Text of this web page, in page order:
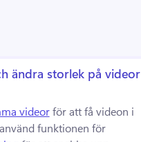
ändra storlek på videor
videor för att få videon i
funktionen för